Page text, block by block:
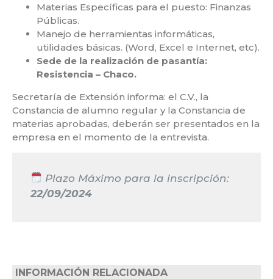
Materias Específicas para el puesto: Finanzas
Públicas.
Manejo de herramientas informáticas,
utilidades básicas. (Word, Excel e Internet, etc).
Sede de la realización de pasantía:
Resistencia – Chaco.
Secretaría de Extensión informa: el C.V., la
Constancia de alumno regular y la Constancia de
materias aprobadas, deberán ser presentados en la
empresa en el momento de la entrevista.
Plazo Máximo para la inscripción:
22/09/2024
INFORMACIÓN RELACIONADA